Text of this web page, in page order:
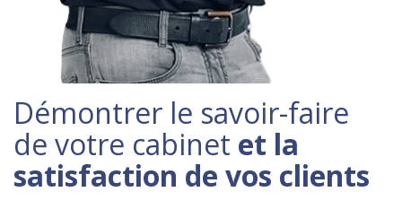
Démontrer le savoir-faire
de votre cabinet et la
satisfaction de vos clients